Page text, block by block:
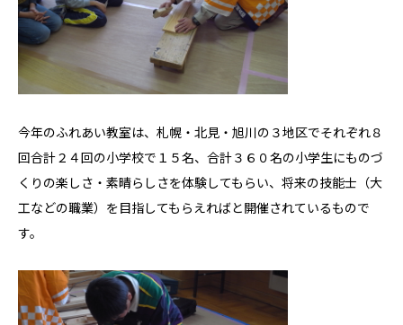
今年のふれあい教室は、札幌・北見・旭川の３地区でそれぞれ８
回合計２４回の小学校で１５名、合計３６０名の小学生にものづ
くりの楽しさ・素晴らしさを体験してもらい、将来の技能士（大
工などの職業）を目指してもらえればと開催されているもので
す。